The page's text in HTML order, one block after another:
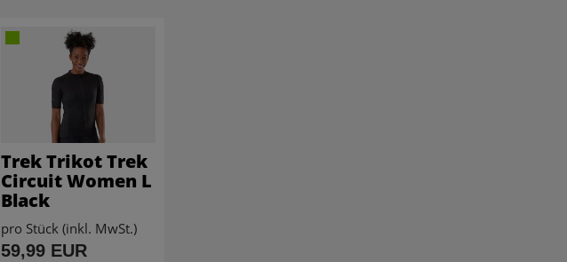
Trek Trikot Trek
Circuit Women L
Black
pro Stück (inkl. MwSt.)
59,99 EUR